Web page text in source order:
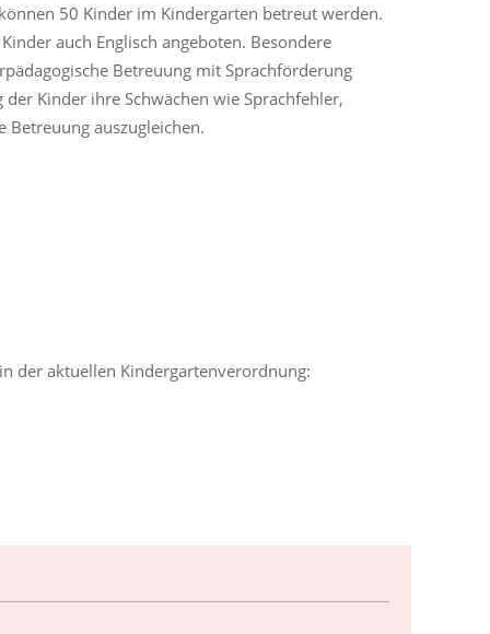
50 Kinder im Kindergarten betreut werden.
auch Englisch angeboten. Besondere
Betreuung mit Sprachförderung
Kinder ihre Schwächen wie Sprachfehler,
auszugleichen.
der aktuellen Kindergartenverordnung: